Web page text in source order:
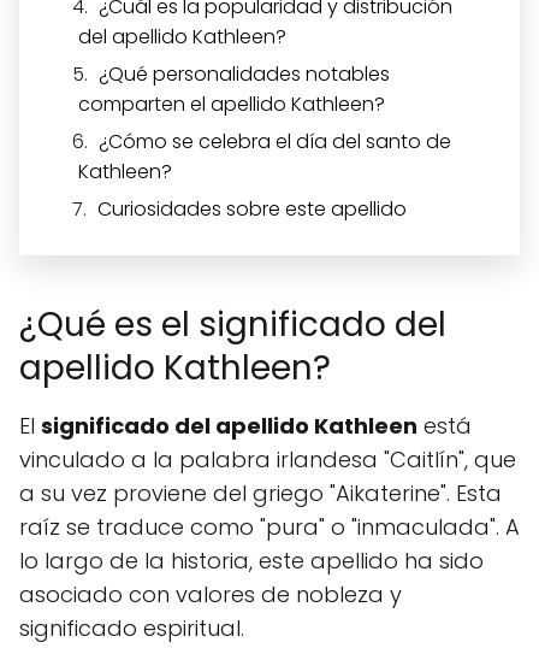
¿Cuál es la popularidad y distribución
del apellido Kathleen?
¿Qué personalidades notables
comparten el apellido Kathleen?
¿Cómo se celebra el día del santo de
Kathleen?
Curiosidades sobre este apellido
¿Qué es el significado del
apellido Kathleen?
El significado del apellido Kathleen está
vinculado a la palabra irlandesa "Caitlín", que
a su vez proviene del griego "Aikaterine". Esta
raíz se traduce como "pura" o "inmaculada". A
lo largo de la historia, este apellido ha sido
asociado con valores de nobleza y
significado espiritual.